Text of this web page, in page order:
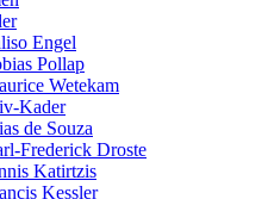
Engel
Pollap
Wetekam
Kader
de Souza
Frederick Droste
Katirtzis
Kessler